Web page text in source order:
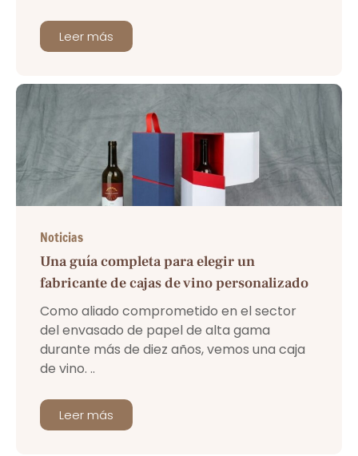
Leer más
Noticias
Una guía completa para elegir un
fabricante de cajas de vino personalizado
Como aliado comprometido en el sector
del envasado de papel de alta gama
durante más de diez años, vemos una caja
de vino. ..
Leer más